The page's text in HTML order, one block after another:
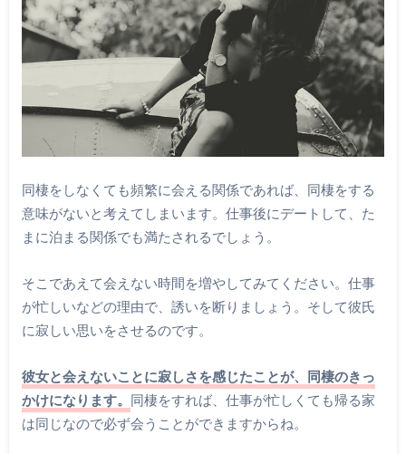
同棲をしなくても頻繁に会える関係であれば、同棲をする
意味がないと考えてしまいます。仕事後にデートして、た
まに泊まる関係でも満たされるでしょう。
そこであえて会えない時間を増やしてみてください。仕事
が忙しいなどの理由で、誘いを断りましょう。そして彼氏
に寂しい思いをさせるのです。
彼女と会えないことに寂しさを感じたことが、同棲のきっ
かけになります。 同棲をすれば、仕事が忙しくても帰る家
は同じなので必ず会うことができますからね。